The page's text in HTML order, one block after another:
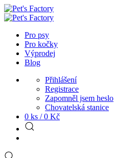
Pro psy
Pro kočky
Výprodej
Blog
Přihlášení
Registrace
Zapomněl jsem heslo
Chovatelská stanice
0 ks / 0 Kč